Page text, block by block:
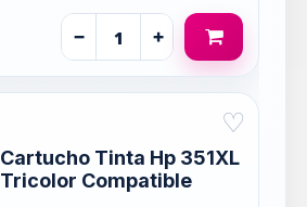
− +
♡
Cartucho Tinta Hp 351XL
Tricolor Compatible